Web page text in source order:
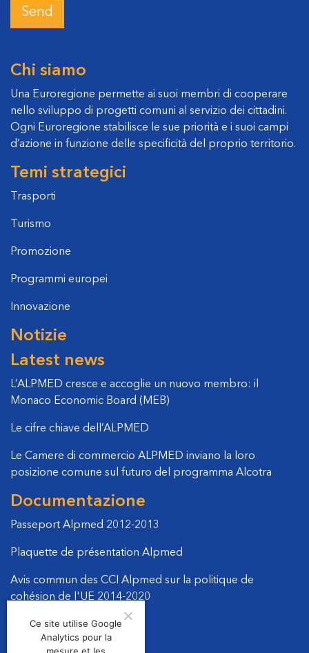
Chi siamo
Una Euroregione permette ai suoi membri di cooperare
nello sviluppo di progetti comuni al servizio dei cittadini.
Ogni Euroregione stabilisce le sue priorità e i suoi campi
d’azione in funzione delle specificità del proprio territorio.
Temi strategici
Trasporti
Turismo
Promozione
Programmi europei
Innovazione
Notizie
Latest news
L’ALPMED cresce e accoglie un nuovo membro: il
Monaco Economic Board (MEB)
Le cifre chiave dell’ALPMED
Le Camere di commercio ALPMED inviano la loro
posizione comune sul futuro del programma Alcotra
Documentazione
Passeport Alpmed 2012-2013
Plaquette de présentation Alpmed
Avis commun des CCI Alpmed sur la politique de
cohésion de l'UE 2014-2020
Manifeste politique 2011
Ce site utilise Google
Analytics pour la
mesure et les